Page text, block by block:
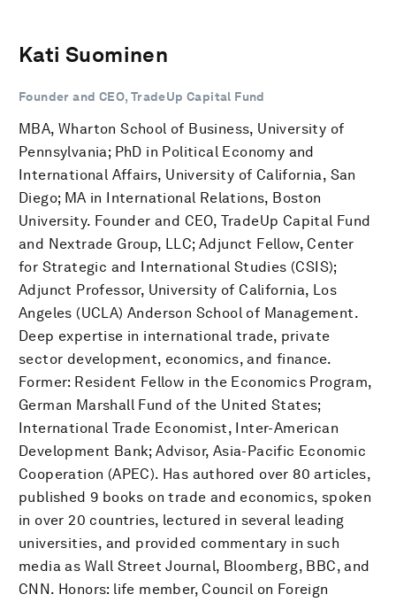
Kati Suominen
Founder and CEO, TradeUp Capital Fund
MBA, Wharton School of Business, University of
Pennsylvania; PhD in Political Economy and
International Affairs, University of California, San
Diego; MA in International Relations, Boston
University. Founder and CEO, TradeUp Capital Fund
and Nextrade Group, LLC; Adjunct Fellow, Center
for Strategic and International Studies (CSIS);
Adjunct Professor, University of California, Los
Angeles (UCLA) Anderson School of Management.
Deep expertise in international trade, private
sector development, economics, and finance.
Former: Resident Fellow in the Economics Program,
German Marshall Fund of the United States;
International Trade Economist, Inter-American
Development Bank; Advisor, Asia-Pacific Economic
Cooperation (APEC). Has authored over 80 articles,
published 9 books on trade and economics, spoken
in over 20 countries, lectured in several leading
universities, and provided commentary in such
media as Wall Street Journal, Bloomberg, BBC, and
CNN. Honors: life member, Council on Foreign